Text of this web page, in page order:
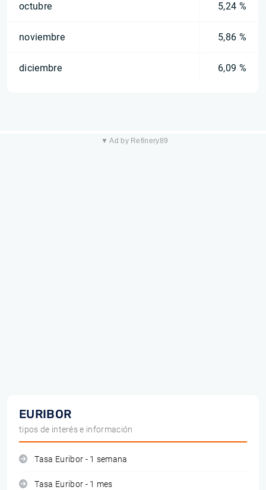
octubre 5,24 %
noviembre 5,86 %
diciembre 6,09 %
▼ Ad by Refinery89
EURIBOR
tipos de interés e información
Tasa Euribor - 1 semana
Tasa Euribor - 1 mes